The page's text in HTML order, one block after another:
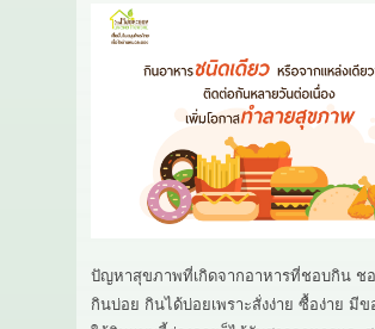
ปัญหาสุขภาพที่เกิดจากอาหารที่ชอบกิน ช
กินบ่อย กินได้บ่อยเพราะสั่งง่าย ซื้อง่าย มี